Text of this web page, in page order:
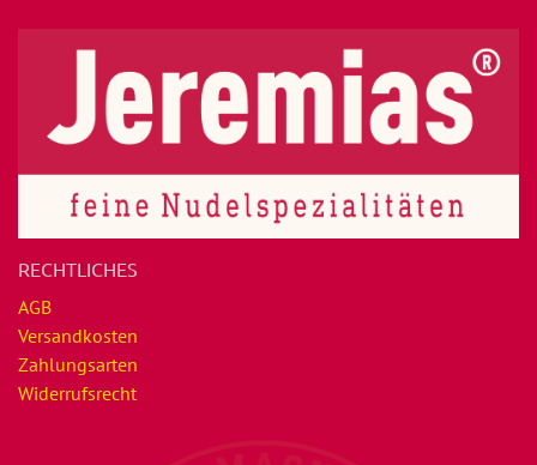
RECHTLICHES
AGB
Versandkosten
Zahlungsarten
Widerrufsrecht